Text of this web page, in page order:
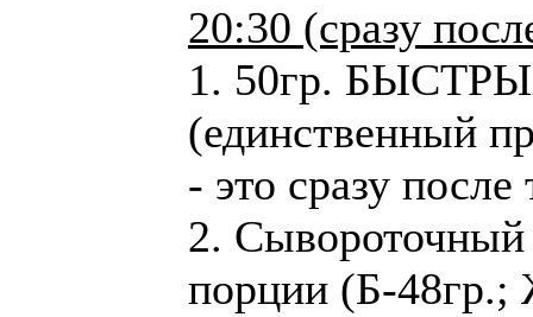
20:30 (сразу
1. 50гр.
(единственный
- это сразу
2. Сывороточный
порции (Б-